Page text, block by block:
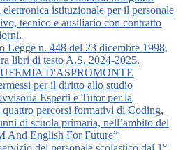
elettronica istituzionale per il personale
tecnico e ausiliario con contratto
Legge n. 448 del 23 dicembre 1998,
libri di testo A.S. 2024-2025.
D'ASPROMONTE
per il diritto allo studio
Esperti e Tutor per la
quattro percorsi formativi di Coding,
di scuola primaria, nell’ambito del
And English For Future”